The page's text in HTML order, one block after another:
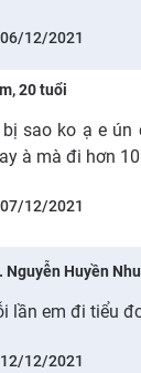
06/12/2021
20 tuổi
sao ko ạ e ún
à mà đi hơn
07/12/2021
Nguyễn Huyền
lần em đi tiểu
12/12/2021